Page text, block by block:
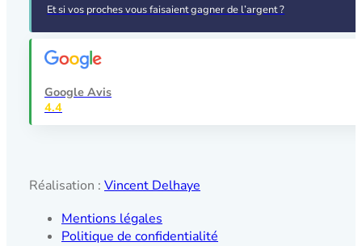
Et si vos proches vous faisaient gagner de l’argent ?
Google Avis
4.4
Réalisation : Vincent Delhaye
Mentions légales
Politique de confidentialité